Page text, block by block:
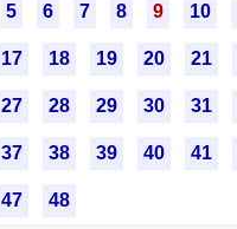
5 6 7 8 9 10
17 18 19 20 21
27 28 29 30 31
37 38 39 40 41
47
48